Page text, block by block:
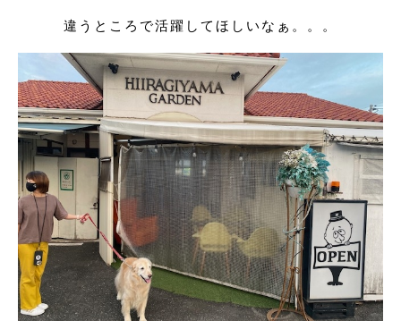
違うところで活躍してほしいなぁ。。。